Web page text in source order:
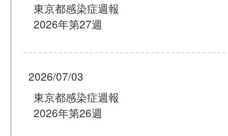
東京都感染症週報
2026年第27週
2026/07/03
東京都感染症週報
2026年第26週